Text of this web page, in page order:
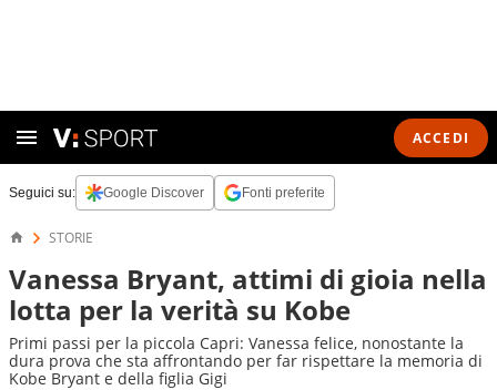
ACCEDI
Seguici su: Google Discover Fonti preferite
STORIE
Vanessa Bryant, attimi di gioia nella
lotta per la verità su Kobe
Primi passi per la piccola Capri: Vanessa felice, nonostante la
dura prova che sta affrontando per far rispettare la memoria di
Kobe Bryant e della figlia Gigi